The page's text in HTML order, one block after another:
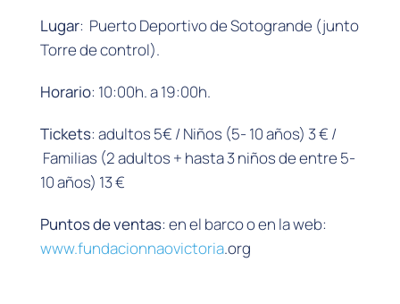
Lugar: Puerto Deportivo de Sotogrande (junto
Torre de control).
Horario: 10:00h. a 19:00h.
Tickets: adultos 5€ / Niños (5- 10 años) 3 € /
Familias (2 adultos + hasta 3 niños de entre 5-
10 años) 13 €
Puntos de ventas: en el barco o en la web:
www.fundacionnaovictoria.org